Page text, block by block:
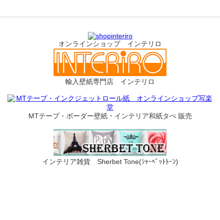
オンラインショップ インテリロ
輸入壁紙専門店 インテリロ
MTテープ・ボーダー壁紙・インテリア和紙タぺ 販売
インテリア雑貨 Sherbet Tone(ｼｬｰﾍﾞｯﾄﾄｰﾝ)